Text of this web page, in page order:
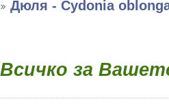
Дюля - Cydonia oblonga
Всичко за